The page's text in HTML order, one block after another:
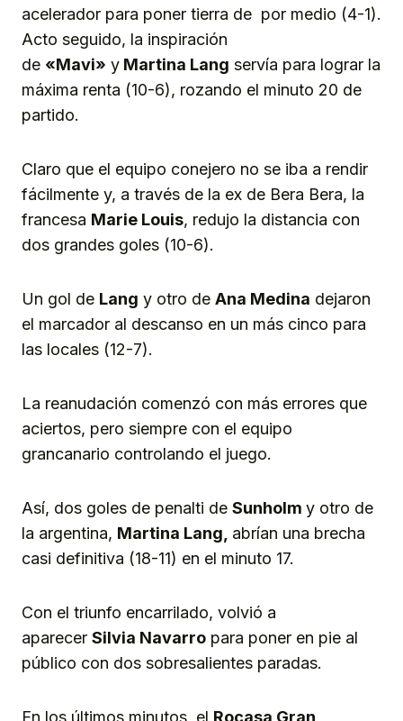
acelerador para poner tierra de por medio (4-1).
Acto seguido, la inspiración
de «Mavi» y Martina Lang servía para lograr la
máxima renta (10-6), rozando el minuto 20 de
partido.
Claro que el equipo conejero no se iba a rendir
fácilmente y, a través de la ex de Bera Bera, la
francesa Marie Louis, redujo la distancia con
dos grandes goles (10-6).
Un gol de Lang y otro de Ana Medina dejaron
el marcador al descanso en un más cinco para
las locales (12-7).
La reanudación comenzó con más errores que
aciertos, pero siempre con el equipo
grancanario controlando el juego.
Así, dos goles de penalti de Sunholm y otro de
la argentina, Martina Lang, abrían una brecha
casi definitiva (18-11) en el minuto 17.
Con el triunfo encarrilado, volvió a
aparecer Silvia Navarro para poner en pie al
público con dos sobresalientes paradas.
En los últimos minutos, el Rocasa Gran